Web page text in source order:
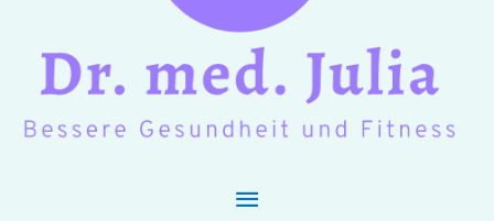
Hauptmenü